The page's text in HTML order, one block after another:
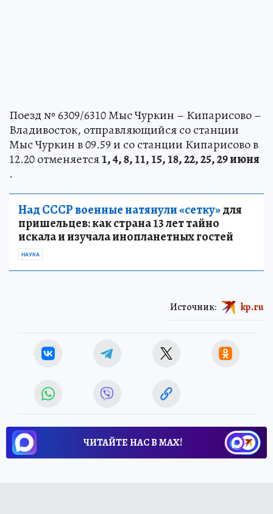
Поезд № 6309/6310 Мыс Чуркин – Кипарисово –
Владивосток, отправляющийся со станции
Мыс Чуркин в 09.59 и со станции Кипарисово в
12.20 отменяется1, 4, 8, 11, 15, 18, 22, 25, 29 июня
.
Над СССР военные натянули «сетку»для
пришельцев: как страна 13 лет тайно
искала и изучала инопланетных гостей
НАУКА
Источник: kp.ru
ЧИТАЙТЕ НАС В МАХ!